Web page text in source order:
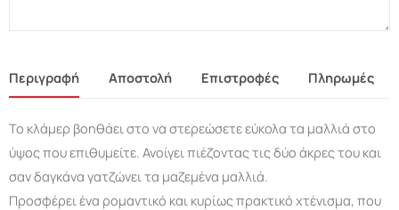
Περιγραφή Αποστολή Επιστροφές Πληρωμές
Το κλάμερ βοηθάει στο να στερεώσετε εύκολα τα μαλλιά στο
ύψος που επιθυμείτε. Ανοίγει πιέζοντας τις δύο άκρες του και
σαν δαγκάνα γατζώνει τα μαζεμένα μαλλιά.
Προσφέρει ένα ρομαντικό και κυρίως πρακτικό χτένισμα, που